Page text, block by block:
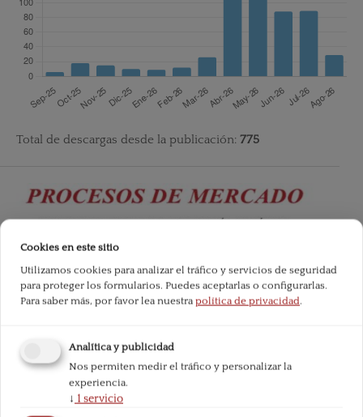
Total de descargas desde la publicación: 775
Cookies en este sitio
Utilizamos cookies para analizar el tráfico y servicios de seguridad
para proteger los formularios. Puedes aceptarlas o configurarlas.
Para saber más, por favor lea nuestra política de privacidad.
Analítica y publicidad
Nos permiten medir el tráfico y personalizar la
experiencia.
↓ 1servicio